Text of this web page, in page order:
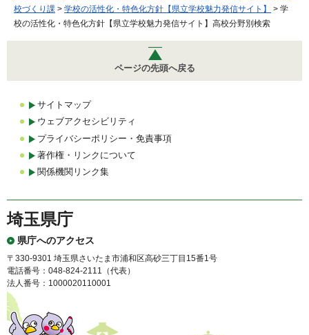
校づくり課 > 学校の活性化・特色化方針【県立学校魅力発信サイト】
> 学
校の活性化・特色化方針【県立学校魅力発信サイト】高校分野別検索
ページの先頭へ戻る
サイトマップ
ウェブアクセシビリティ
プライバシーポリシー・免責事項
著作権・リンクについて
関係機関リンク集
埼玉県庁
県庁へのアクセス
〒330-9301 埼玉県さいたま市浦和区高砂三丁目15番1号
電話番号：048-824-2111（代表）
法人番号：1000020110001